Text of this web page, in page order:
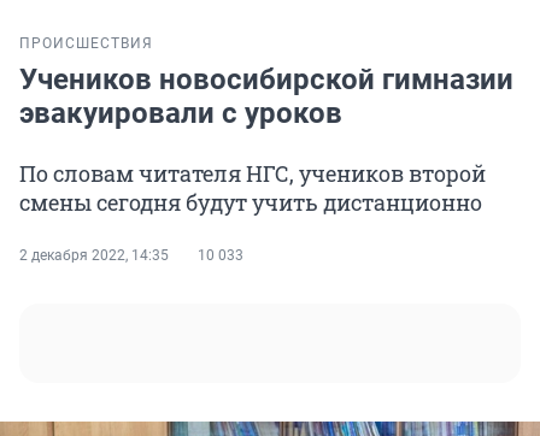
ПРОИСШЕСТВИЯ
Учеников новосибирской гимназии
эвакуировали с уроков
По словам читателя НГС, учеников второй
смены сегодня будут учить дистанционно
2 декабря 2022, 14:35 10 033